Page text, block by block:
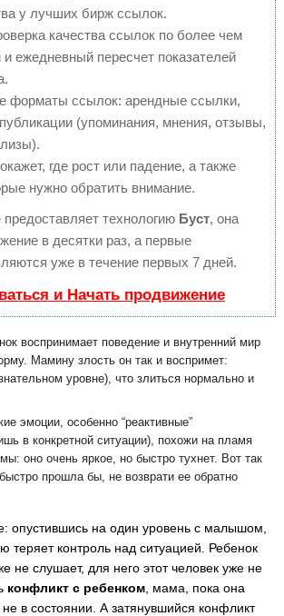
у лучших бирж ссылок.
качества ссылок по более чем
и ежедневный пересчет показателей
форматы ссылок: арендные ссылки,
(упоминания, мнения, отзывы,
где рост или падение, а также
нужно обратить внимание.
технологию Буст, она
в десятки раз, а первые
уже в течение первых 7 дней.
и Начать продвижение
воспринимает поведение и внутренний мир
Мамину злость он так и воспримет:
уровне), что злиться нормально и
эмоции, особенно “реактивные”
в конкретной ситуации), похожи на пламя
оно очень яркое, но быстро тухнет. Вот так
прошла бы, не возврати ее обратно
опустившись на один уровень с малышом,
теряет контроль над ситуацией. Ребенок
не слушает, для него этот человек уже не
конфликт с ребенком, мама, пока она
в состоянии. А затянувшийся конфликт